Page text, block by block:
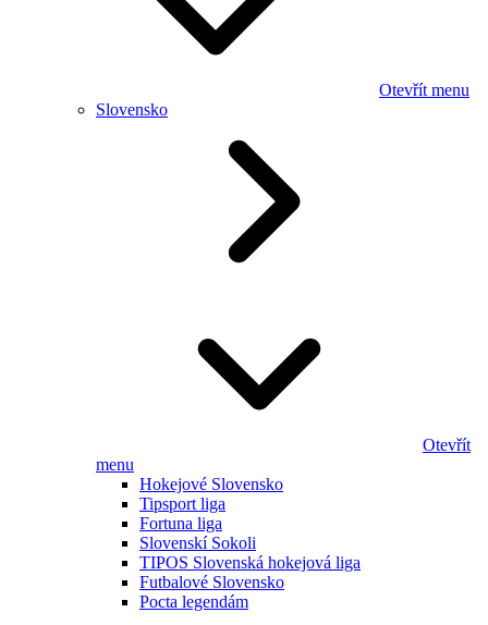
Otevřít menu
Slovensko
Otevřít
menu
Hokejové Slovensko
Tipsport liga
Fortuna liga
Slovenskí Sokoli
TIPOS Slovenská hokejová liga
Futbalové Slovensko
Pocta legendám